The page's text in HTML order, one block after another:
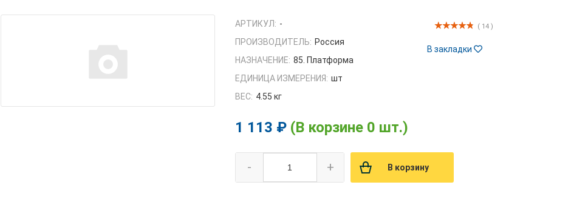
( 14 )
В закладки
АРТИКУЛ: -
ПРОИЗВОДИТЕЛЬ: Россия
НАЗНАЧЕНИЕ: 85. Платформа
ЕДИНИЦА ИЗМЕРЕНИЯ: шт
ВЕС: 4.55 кг
1 113 ₽ (В корзине 0 шт.)
- + В корзину